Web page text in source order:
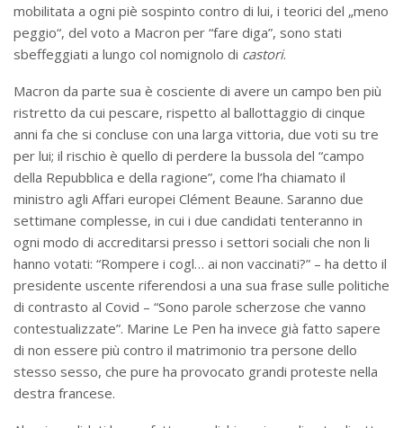
mobilitata a ogni piè sospinto contro di lui, i teorici del „meno
peggio“, del voto a Macron per “fare diga”, sono stati
sbeffeggiati a lungo col nomignolo di castori.
Macron da parte sua è cosciente di avere un campo ben più
ristretto da cui pescare, rispetto al ballottaggio di cinque
anni fa che si concluse con una larga vittoria, due voti su tre
per lui; il rischio è quello di perdere la bussola del “campo
della Repubblica e della ragione”, come l’ha chiamato il
ministro agli Affari europei Clément Beaune. Saranno due
settimane complesse, in cui i due candidati tenteranno in
ogni modo di accreditarsi presso i settori sociali che non li
hanno votati: “Rompere i cogl… ai non vaccinati?” – ha detto il
presidente uscente riferendosi a una sua frase sulle politiche
di contrasto al Covid – “Sono parole scherzose che vanno
contestualizzate”. Marine Le Pen ha invece già fatto sapere
di non essere più contro il matrimonio tra persone dello
stesso sesso, che pure ha provocato grandi proteste nella
destra francese.